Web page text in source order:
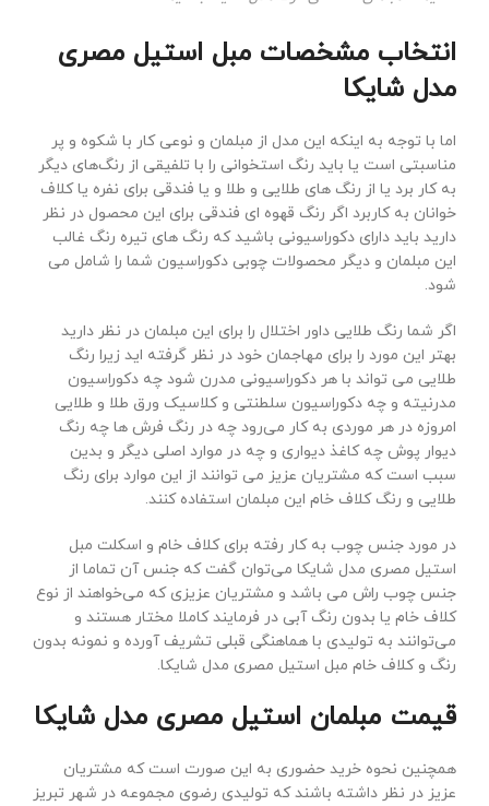
انتخاب مشخصات مبل استیل مصری
مدل شایکا
اما با توجه به اینکه این مدل از مبلمان و نوعی کار با شکوه و پر
مناسبتی است یا باید رنگ استخوانی را با تلفیقی از رنگ‌های دیگر
به کار برد یا از رنگ های طلایی و طلا و یا فندقی برای نفره یا کلاف
خوانان به کاربرد اگر رنگ قهوه ای فندقی برای این محصول در نظر
دارید باید دارای دکوراسیونی باشید که رنگ های تیره رنگ غالب
این مبلمان و دیگر محصولات چوبی دکوراسیون شما را شامل می
شود.
اگر شما رنگ طلایی داور اختلال را برای این مبلمان در نظر دارید
بهتر این مورد را برای مهاجمان خود در نظر گرفته اید زیرا رنگ
طلایی می تواند با هر دکوراسیونی مدرن شود چه دکوراسیون
مدرنیته و چه دکوراسیون سلطنتی و کلاسیک ورق طلا و طلایی
امروزه در هر موردی به کار می‌رود چه در رنگ فرش ها چه رنگ
دیوار پوش چه کاغذ دیواری و چه در موارد اصلی دیگر و بدین
سبب است که مشتریان عزیز می توانند از این موارد برای رنگ
طلایی و رنگ کلاف خام این مبلمان استفاده کنند.
در مورد جنس چوب به کار رفته برای کلاف خام و اسکلت مبل
استیل مصری مدل شایکا می‌توان گفت که جنس آن تماما از
جنس چوب راش می باشد و مشتریان عزیزی که می‌خواهند از نوع
کلاف خام یا بدون رنگ آبی در فرمایند کاملا مختار هستند و
می‌توانند به تولیدی با هماهنگی قبلی تشریف آورده و نمونه بدون
رنگ و کلاف خام مبل استیل مصری مدل شایکا.
قیمت مبلمان استیل مصری مدل شایکا
همچنین نحوه خرید حضوری به این صورت است که مشتریان
عزیز در نظر داشته باشند که تولیدی رضوی مجموعه در شهر تبریز